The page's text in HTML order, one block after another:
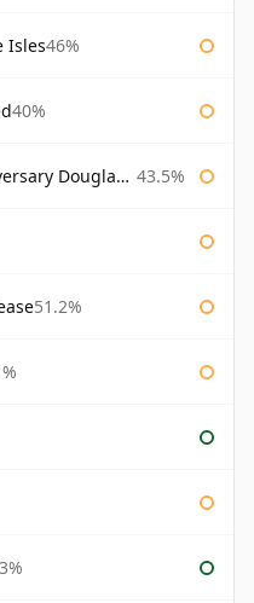
Isles46%
40%
Douglas Laing 43.5%
51.2%